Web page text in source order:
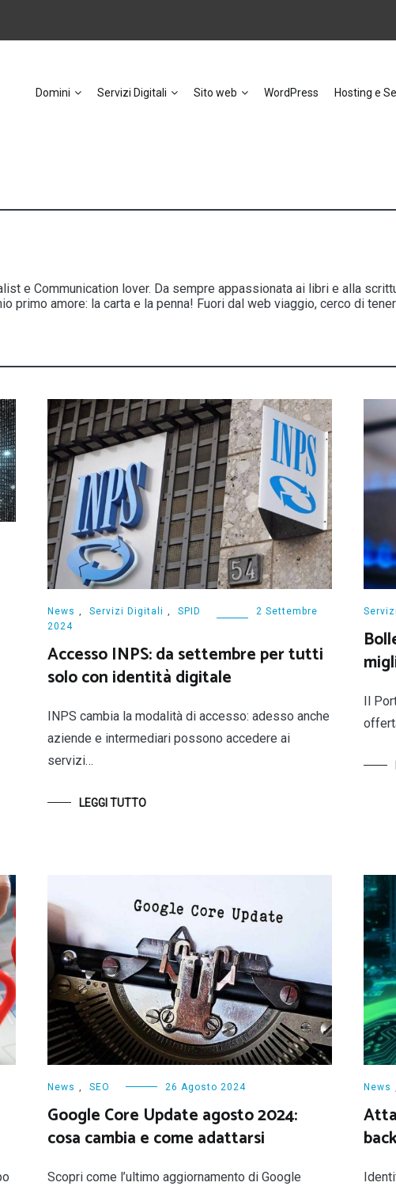
Domini Servizi Digitali Sito web WordPress Hosting e
e Communication lover. Da sempre appassionata ai libri e alla
primo amore: la carta e la penna! Fuori dal web viaggio, cerco di
News , Servizi Digitali , SPID
2 Settembre
2024
Accesso INPS: da settembre per tutti
solo con identità digitale
INPS cambia la modalità di accesso: adesso anche
aziende e intermediari possono accedere ai
servizi…
LEGGI TUTTO
Il
News , SEO 26 Agosto 2024
Google Core Update agosto 2024:
cosa cambia e come adattarsi
Scopri come l’ultimo aggiornamento di Google
News ,